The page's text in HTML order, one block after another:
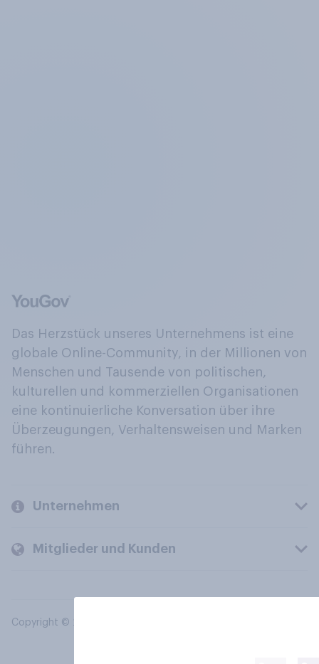
Das Herzstück unseres Unternehmens ist eine
globale Online-Community, in der Millionen von
Menschen und Tausende von politischen,
kulturellen und kommerziellen Organisationen
eine kontinuierliche Konversation über ihre
Überzeugungen, Verhaltensweisen und Marken
führen.
Unternehmen
Mitglieder und Kunden
Copyright © 2026 YouGov PLC. Alle Rechte vorbehalten.